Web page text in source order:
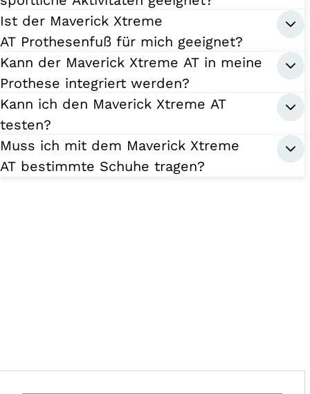
Ist der Maverick Xtreme
AT Prothesenfuß für mich geeignet?
Kann der Maverick Xtreme AT in meine
Prothese integriert werden?
Kann ich den Maverick Xtreme AT
testen?
Muss ich mit dem Maverick Xtreme
AT bestimmte Schuhe tragen?